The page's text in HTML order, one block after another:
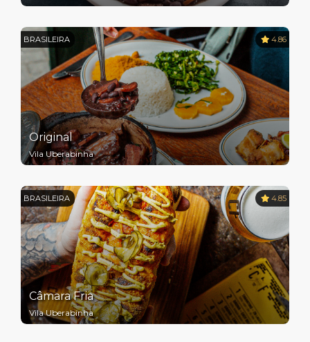
BRASILEIRA 4.86
Original
Vila Uberabinha
BRASILEIRA 4.85
Câmara Fria
Vila Uberabinha